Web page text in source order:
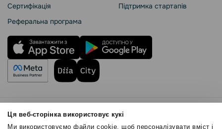
Ця веб-сторінка використовує кукі
Ми використовуємо файли cookie, щоб персоналізувати вміст і
Сертифікація
Реферальна програма
Підтримка стартапів
Правила користування
Політика Cookies